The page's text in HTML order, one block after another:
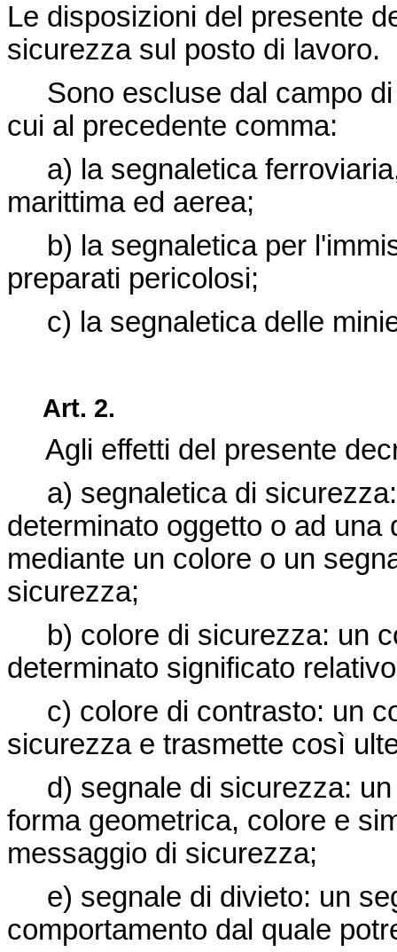
Le disposizioni del presente
sicurezza sul posto di lavoro.
Sono escluse dal campo di
cui al precedente comma:
a) la segnaletica
marittima ed aerea;
b) la segnaletica per
preparati pericolosi;
c) la segnaletica delle
Art. 2.
Agli effetti del presente
a) segnaletica di sicurezza:
determinato oggetto o ad
mediante un colore o un
sicurezza;
b) colore di sicurezza: un
determinato significato
c) colore di contrasto: un
sicurezza e trasmette così
d) segnale di sicurezza: un
forma geometrica, colore e
messaggio di sicurezza;
e) segnale di divieto: un
comportamento dal quale